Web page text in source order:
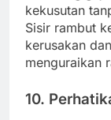
kekusutan
Sisir rambut
kerusakan
menguraikan
10.